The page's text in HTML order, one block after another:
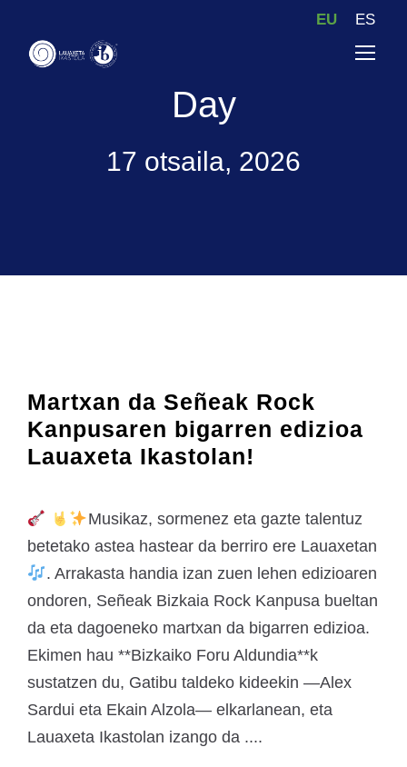
EU ES
Day
17 otsaila, 2026
Martxan da Señeak Rock
Kanpusaren bigarren edizioa
Lauaxeta Ikastolan!
Musikaz, sormenez eta gazte talentuz
betetako astea hastear da berriro ere Lauaxetan
. Arrakasta handia izan zuen lehen edizioaren
ondoren, Señeak Bizkaia Rock Kanpusa bueltan
da eta dagoeneko martxan da bigarren edizioa.
Ekimen hau **Bizkaiko Foru Aldundia**k
sustatzen du, Gatibu taldeko kideekin —Alex
Sardui eta Ekain Alzola— elkarlanean, eta
Lauaxeta Ikastolan izango da ....